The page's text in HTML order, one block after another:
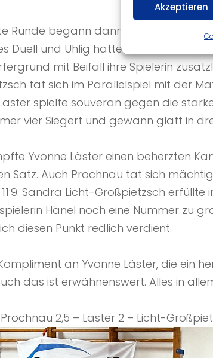
Akzeptieren
Runde begann dann mit einem
Duell und Uhlig hatte hier natürlich
mit Beifall ihre Spielerin
tat sich im Parallelspiel mit der
spielte souverän gegen die
vier Siegert und gewann glatt in
Yvonne Läster einen beherzten
Satz. Auch Prochnau tat sich
Sandra Licht-Großpietzsch
Hänel noch eine Nummer zu
diesen Punkt redlich verdient.
an Yvonne Läster, die ein
das ist erwähnenswert. Alles in
Prochnau 2,5 – Läster 2 – Licht-